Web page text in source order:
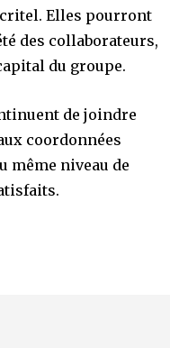
Elles pourront
des collaborateurs,
du groupe.
de joindre
coordonnées
même niveau de